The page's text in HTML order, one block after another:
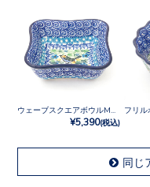
¥5,390(税込)
同じ